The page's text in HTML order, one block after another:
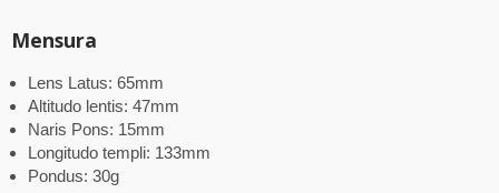
Mensura
Lens Latus: 65mm
Altitudo lentis: 47mm
Naris Pons: 15mm
Longitudo templi: 133mm
Pondus: 30g